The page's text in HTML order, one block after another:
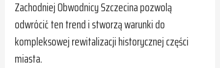
Zachodniej Obwodnicy Szczecina pozwolą
odwrócić ten trend i stworzą warunki do
kompleksowej rewitalizacji historycznej części
miasta.